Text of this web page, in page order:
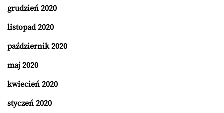
grudzień 2020
listopad 2020
październik 2020
maj 2020
kwiecień 2020
styczeń 2020